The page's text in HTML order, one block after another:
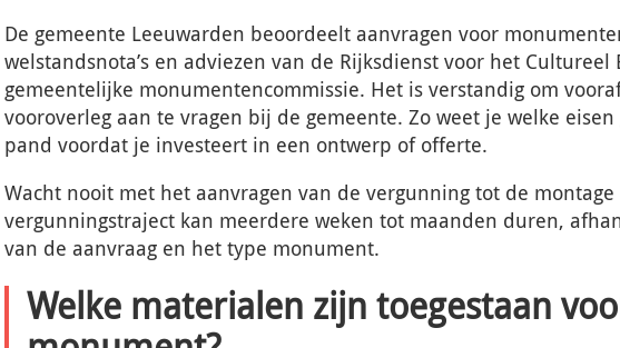
De gemeente Leeuwarden beoordeelt aanvragen voor
welstandsnota’s en adviezen van de Rijksdienst voor het Cultureel
gemeentelijke monumentencommissie. Het is verstandig om
vooroverleg aan te vragen bij de gemeente. Zo weet je welke
pand voordat je investeert in een ontwerp of offerte.
Wacht nooit met het aanvragen van de vergunning tot de
vergunningstraject kan meerdere weken tot maanden duren,
van de aanvraag en het type monument.
Welke materialen zijn toegestaan